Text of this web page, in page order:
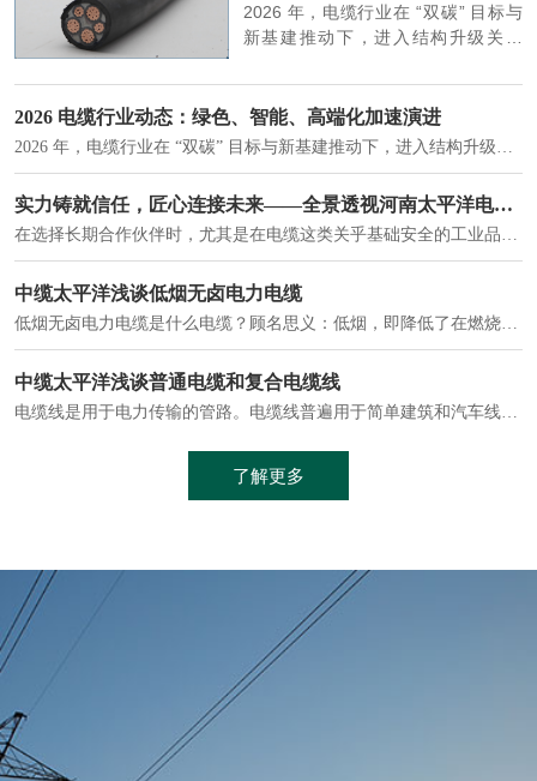
2026 年，电缆行业在 “双碳” 目标与
新基建推动下，进入结构升级关键
大清晰趋势，市场格局持续优化。
2026 电缆行业动态：绿色、智能、高端化加速演进
实力铸就信任，匠心连接未来——全景透视河南太平洋电缆厂
在选择长期合作伙伴时，尤其是在电缆这类关乎基础安全的工业品上，供应商的“内在实力”远比一纸报价单更重要。今天，我们邀请您“云参观”河南太平洋电缆厂，透过每一个细节，看我们如何将“可靠”二字，铸入每一米电缆。
中缆太平洋浅谈低烟无卤电力电缆
低烟无卤电力电缆是什么电缆？顾名思义：低烟，即降低了在燃烧时有害物体的产生；卤素对于人体来说是一种有毒气体，无卤就是没有毒气体的释放，通常是针对电缆遇火灾时而言的。低烟无卤电力电缆又可以称之为环保电缆，低烟无卤电缆大多数用于医院和对环境卫生要求比较严格的地方。
中缆太平洋浅谈普通电缆和复合电缆线
电缆线是用于电力传输的管路。电缆线普遍用于简单建筑和汽车线材，作为能源输送缆线，电缆线的复杂结构勿庸置疑。根据目标功能，电缆线具有以下一些特点：建筑用和车用线材要求轻质、大批量生产、价格低廉、具有相当的电学和力学性能和长时间的耐老化性能；工业用线材必须具有符合客户要求的性能；
了解更多